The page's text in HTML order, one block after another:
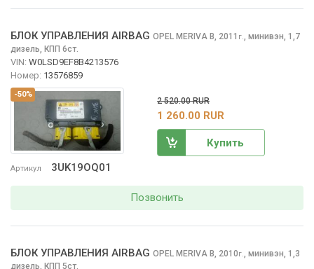
-50%
Артикул 3UK19OQ01
БЛОК УПРАВЛЕНИЯ AIRBAG OPEL MERIVA B, 2011 г., минивэн, 1,7
дизель, КПП 6ст.
VIN: W0LSD9EF8B4213576
Номер: 13576859
2 520.00 RUR
1 260.00 RUR
Купить
Позвонить
БЛОК УПРАВЛЕНИЯ AIRBAG OPEL MERIVA B, 2010г., минивэн, 1,3
дизель, КПП 5ст.